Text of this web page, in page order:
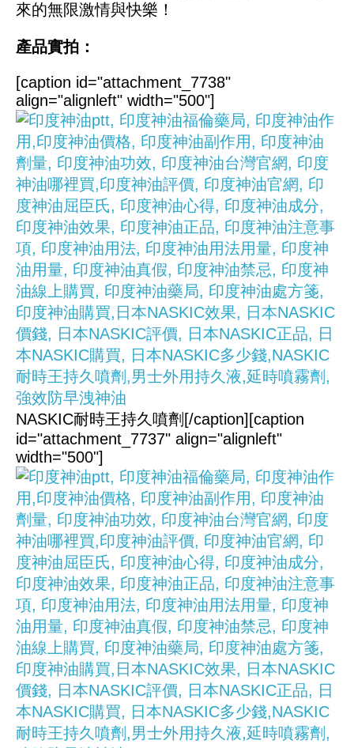
來的無限激情與快樂！
產品實拍：
[caption id="attachment_7738"
align="alignleft" width="500"]
NASKIC耐時王持久噴劑[/caption][caption
id="attachment_7737" align="alignleft"
width="500"]